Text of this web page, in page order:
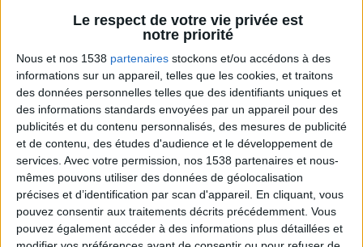
Le respect de votre vie privée est
notre priorité
Nous et nos 1538 partenaires stockons et/ou accédons à des
informations sur un appareil, telles que les cookies, et traitons
des données personnelles telles que des identifiants uniques et
des informations standards envoyées par un appareil pour des
publicités et du contenu personnalisés, des mesures de publicité
et de contenu, des études d'audience et le développement de
services. Avec votre permission, nos 1538 partenaires et nous-
mêmes pouvons utiliser des données de géolocalisation
précises et d’identification par scan d'appareil. En cliquant, vous
pouvez consentir aux traitements décrits précédemment. Vous
pouvez également accéder à des informations plus détaillées et
19:24 Comment faire un pancake salé ?
Combien de kilos souhaitez-vous perdre ?
Moins de
5 kilos
De 5 à 10
kilos
Plus de
10 kilos